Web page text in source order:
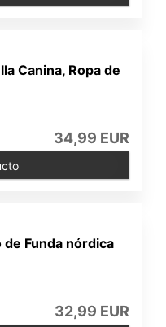
Canina, Ropa de
34,99 EUR
Funda nórdica
32,99 EUR